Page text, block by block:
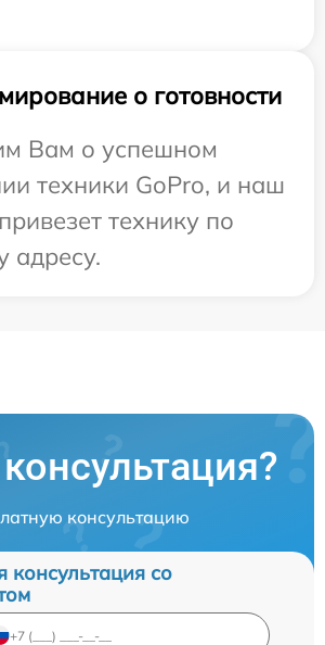
о готовности
Вам о успешном
техники GoPro, и наш
технику по
адресу.
консультацию
консультация со